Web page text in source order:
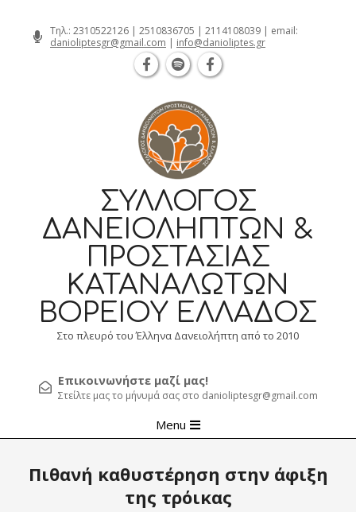
Τηλ.: 2310522126 | 2510836705 | 2114108039 | email:
danioliptesgr@gmail.com | info@danioliptes.gr
ΣΎΛΛΟΓΟΣ
ΔΑΝΕΙΟΛΗΠΤΏΝ &
ΠΡΟΣΤΑΣΊΑΣ
ΚΑΤΑΝΑΛΩΤΏΝ
ΒΟΡΕΊΟΥ ΕΛΛΆΔΟΣ
Στο πλευρό του Έλληνα Δανειολήπτη από το 2010
Επικοινωνήστε μαζί μας!
Στείλτε μας το μήνυμά σας στο danioliptesgr@gmail.com
Navigation
Menu
Πιθανή καθυστέρηση στην άφιξη
της τρόικας